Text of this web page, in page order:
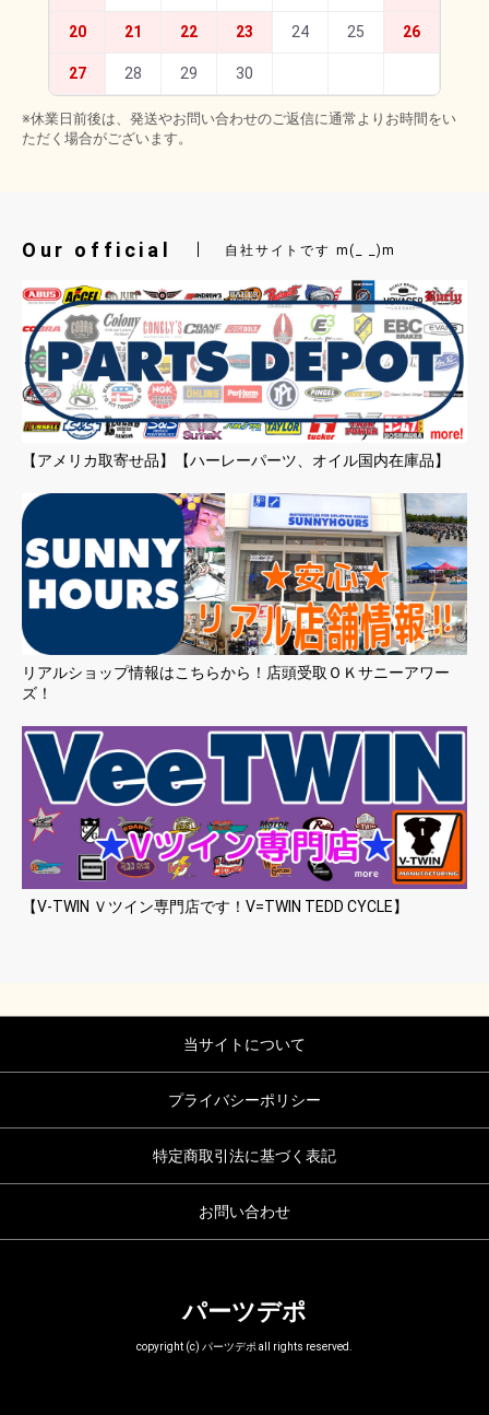
20 21 22 23 24 25 26
27 28 29 30
※休業日前後は、発送やお問い合わせのご返信に通常よりお時間をい
ただく場合がございます。
Our official 自社サイトです m(_ _)m
【アメリカ取寄せ品】【ハーレーパーツ、オイル国内在庫品】
リアルショップ情報はこちらから！店頭受取ＯＫサニーアワー
ズ！
【V-TWIN Ｖツイン専門店です！V=TWIN TEDD CYCLE】
当サイトについて
プライバシーポリシー
特定商取引法に基づく表記
お問い合わせ
パーツデポ
copyright (c) パーツデポ all rights reserved.